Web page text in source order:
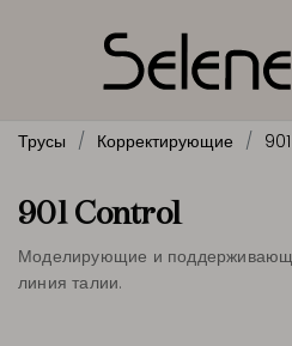
Трусы Корректирующие
901 Control
Моделирующие и
линия талии.